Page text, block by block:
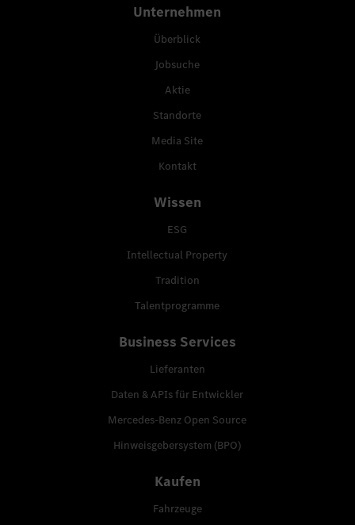
Unternehmen
Überblick
Jobsuche
Aktie
Standorte
Media Site
Kontakt
Wissen
ESG
Intellectual Property
Tradition
Talentprogramme
Business Services
Lieferanten
Daten & APIs für Entwickler
Mercedes-Benz Open Source
Hinweisgebersystem (BPO)
Kaufen
Fahrzeuge